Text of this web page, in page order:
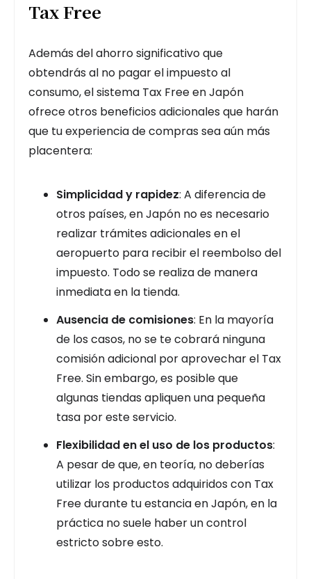
Tax Free
Además del ahorro significativo que
obtendrás al no pagar el impuesto al
consumo, el sistema Tax Free en Japón
ofrece otros beneficios adicionales que harán
que tu experiencia de compras sea aún más
placentera:
Simplicidad y rapidez: A diferencia de
otros países, en Japón no es necesario
realizar trámites adicionales en el
aeropuerto para recibir el reembolso del
impuesto. Todo se realiza de manera
inmediata en la tienda.
Ausencia de comisiones: En la mayoría
de los casos, no se te cobrará ninguna
comisión adicional por aprovechar el Tax
Free. Sin embargo, es posible que
algunas tiendas apliquen una pequeña
tasa por este servicio.
Flexibilidad en el uso de los productos:
A pesar de que, en teoría, no deberías
utilizar los productos adquiridos con Tax
Free durante tu estancia en Japón, en la
práctica no suele haber un control
estricto sobre esto.